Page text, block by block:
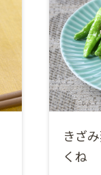
きざ
くね